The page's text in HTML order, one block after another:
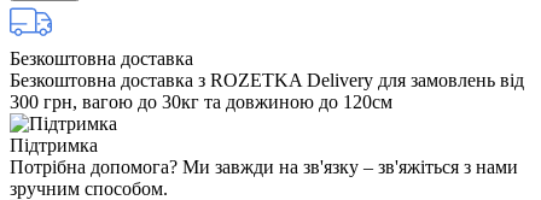
Безкоштовна доставка
Безкоштовна доставка з ROZETKA Delivery для замовлень від
300 грн, вагою до 30кг та довжиною до 120см
Підтримка
Потрібна допомога? Ми завжди на зв'язку – зв'яжіться з нами
зручним способом.